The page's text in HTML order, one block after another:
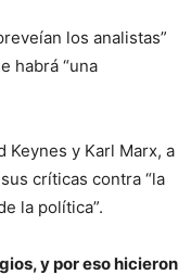
los analistas”
habrá “una
Keynes y Karl Marx, a
críticas contra “la
la política”.
y por eso hicieron